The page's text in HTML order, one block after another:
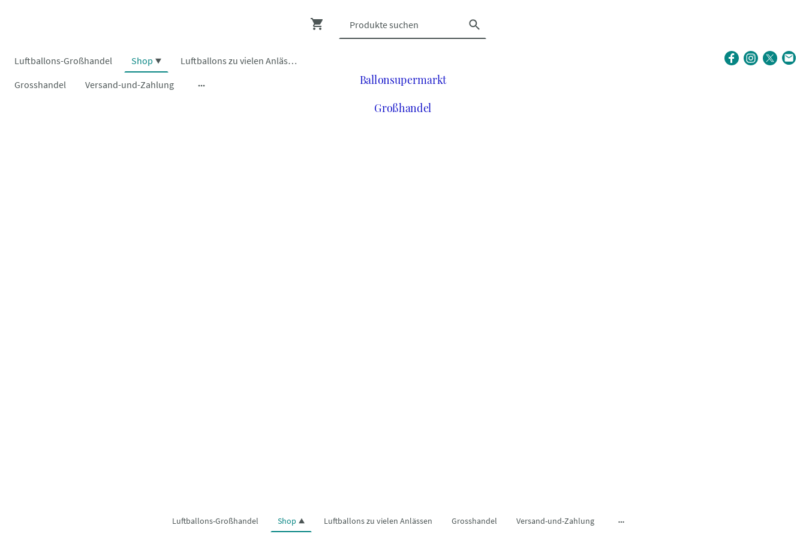
Luftballons-Großhandel Shop
Luftballons zu vielen Anlässen
Grosshandel
Versand-und-Zahlung
Ballonsupermarkt
Großhandel
Luftballons-Großhandel Shop Luftballons zu vielen Anlässen Grosshandel Versand-und-Zahlung